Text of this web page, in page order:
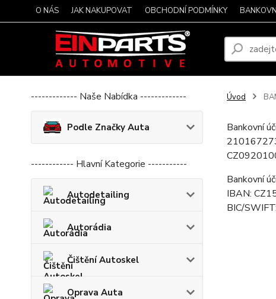
O NÁS JAK NAKUPOVAT OBCHODNÍ PODMÍNKY
------------- Naše Nabídka -------------
Podle Značky Auta
------------ Hlavní Kategorie -----------
Autodetailing
Autorádia
Čištění Autoskel
Oprava Auta
Úvod
Bankovní
Bankovní
IBAN:
BIC/